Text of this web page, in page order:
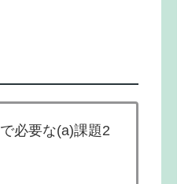
必要な(a)課題2